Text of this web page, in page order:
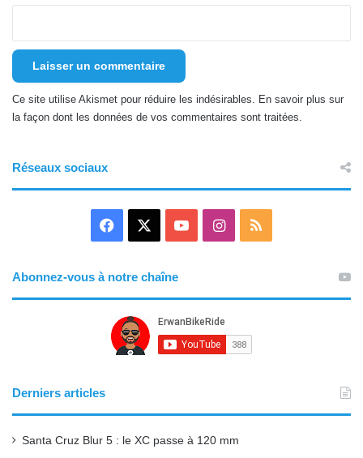
Ce site utilise Akismet pour réduire les indésirables. En savoir plus sur
la façon dont les données de vos commentaires sont traitées.
Réseaux sociaux
e
b
o
T
u
e
I
a
r
Abonnez-vous à notre chaîne
Derniers articles
Santa Cruz Blur 5 : le XC passe à 120 mm